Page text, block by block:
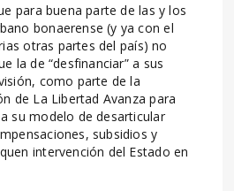
para buena parte de las y los
bonaerense (y ya con el
otras partes del país) no
la de “desfinanciar” a sus
como parte de la
de La Libertad Avanza para
su modelo de desarticular
subsidios y
intervención del Estado en